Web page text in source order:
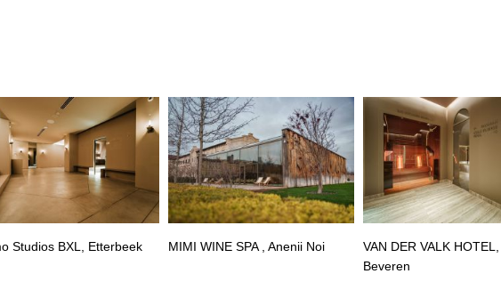
Studios BXL, Etterbeek MIMI WINE SPA , Anenii Noi
VAN DER VALK HOTEL,
Beveren